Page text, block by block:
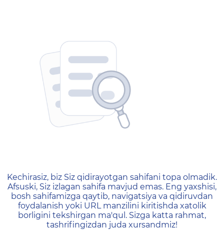
404 — Страница не
Kechirasiz, biz Siz qidirayotgan sahifani topa olmadik.
Afsuski, Siz izlagan sahifa mavjud emas. Eng yaxshisi,
bosh sahifamizga qaytib, navigatsiya va qidiruvdan
foydalanish yoki URL manzilini kiritishda xatolik
borligini tekshirgan ma'qul. Sizga katta rahmat,
tashrifingizdan juda xursandmiz!